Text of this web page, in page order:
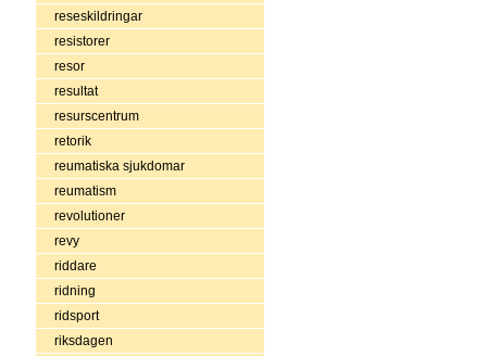
reseskildringar
resistorer
resor
resultat
resurscentrum
retorik
reumatiska sjukdomar
reumatism
revolutioner
revy
riddare
ridning
ridsport
riksdagen